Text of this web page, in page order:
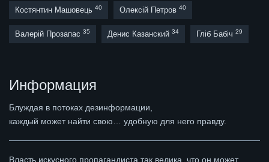
Костянтин Машовець 40 Олексій Петров 40
Валерій Прозапас 35 Денис Казанский 34 Гліб Бабіч 29
Информация
Блуждая в потоках дезинформации,
каждый может найти свою… удобную для него правду.
Власть искусного пропагандиста так велика, что он может